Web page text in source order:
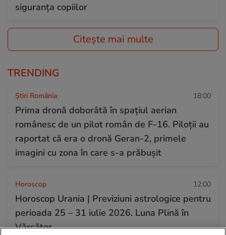
siguranța copiilor
Citește mai multe
TRENDING
Știri România 18:00
Prima dronă doborâtă în spațiul aerian
românesc de un pilot român de F-16. Piloții au
raportat că era o dronă Geran-2, primele
imagini cu zona în care s-a prăbușit
Horoscop 12:00
Horoscop Urania | Previziuni astrologice pentru
perioada 25 – 31 iulie 2026. Luna Plină în
Vărsător